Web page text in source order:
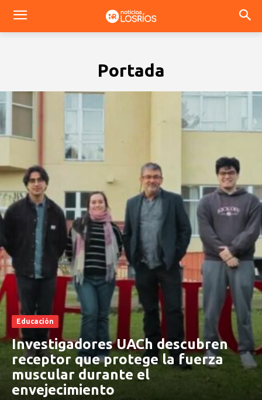
Portada
Educación
Investigadores UACh descubren
receptor que protege la fuerza
muscular durante el
envejecimiento